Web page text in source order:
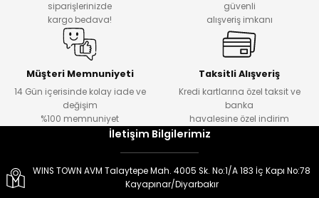
siparişlerinizde
kargo bedava!
güvenli
alışveriş imkanı
Müşteri Memnuniyeti
14 Gün içerisinde kolay iade ve
değişim
%100 memnuniyet
Taksitli Alışveriş
Kredi kartlarına özel taksit ve
banka
havalesine özel indirim
İletişim Bilgilerimiz
WINS TOWN AVM Talaytepe Mah. 4005 Sk. No:1/A 183 İç Kapı No:78
Kayapınar/Diyarbakır